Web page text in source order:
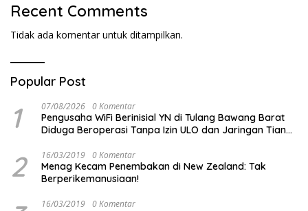
Recent Comments
Tidak ada komentar untuk ditampilkan.
Popular Post
1 07/08/2026 0 Komentar
Pengusaha WiFi Berinisial YN di Tulang Bawang Barat
Diduga Beroperasi Tanpa Izin ULO dan Jaringan Tiang
2 16/03/2019 0 Komentar
Menag Kecam Penembakan di New Zealand: Tak
Berperikemanusiaan!
16/03/2019 0 Komentar